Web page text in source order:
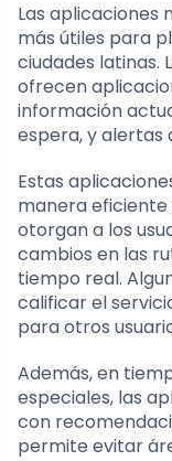
Las aplicaciones
más útiles para
ciudades latinas.
ofrecen
información
espera, y alertas
Estas
manera
otorgan a los
cambios en las
tiempo real.
calificar el
para otros
Además, en
especiales, las
con
permite evitar